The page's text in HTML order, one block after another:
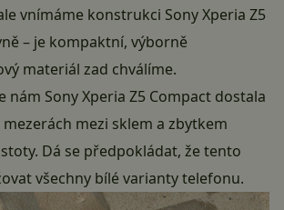
vnímáme konstrukci Sony Xperia Z5
– je kompaktní, výborně
materiál zad chválíme.
nám Sony Xperia Z5 Compact dostala
mezi sklem a zbytkem
Dá se předpokládat, že tento
všechny bílé varianty telefonu.